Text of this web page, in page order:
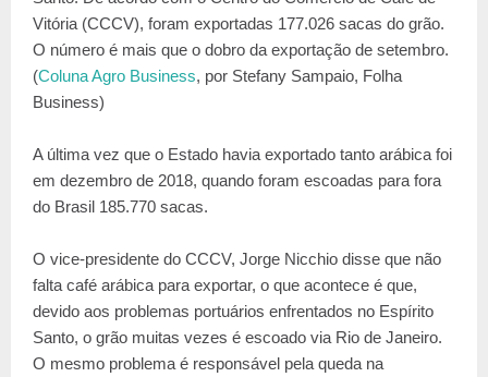
Vitória (CCCV), foram exportadas 177.026 sacas do grão.
O número é mais que o dobro da exportação de setembro.
(Coluna Agro Business, por Stefany Sampaio, Folha
Business)
A última vez que o Estado havia exportado tanto arábica foi
em dezembro de 2018, quando foram escoadas para fora
do Brasil 185.770 sacas.
O vice-presidente do CCCV, Jorge Nicchio disse que não
falta café arábica para exportar, o que acontece é que,
devido aos problemas portuários enfrentados no Espírito
Santo, o grão muitas vezes é escoado via Rio de Janeiro.
O mesmo problema é responsável pela queda na